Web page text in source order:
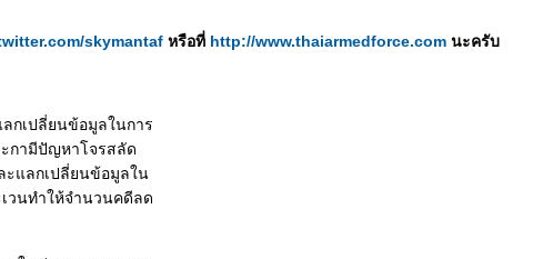
skymantafหรือที่ http://www.thaiarmedforce.comนะครับ
กเปลี่ยนข้อมูลในการ
กามีปัญหาโจรสลัด
ะแลกเปลี่ยนข้อมูลใน
วนทำให้จำนวนคดีลด